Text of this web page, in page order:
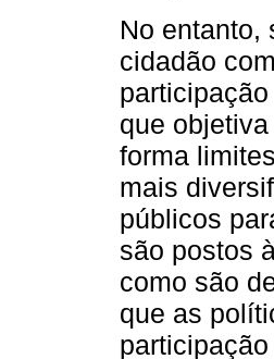
No entanto,
cidadão
que
forma
mais
públicos
são postos
como são
que as